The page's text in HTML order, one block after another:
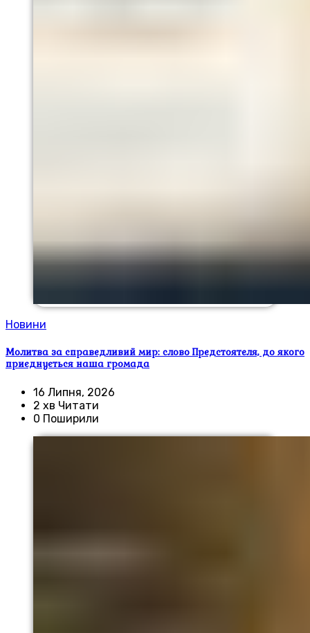
Новини
Молитва за справедливий мир: слово Предстоятеля, до якого
приєднується наша громада
16 Липня, 2026
2 хв Читати
0 Поширили